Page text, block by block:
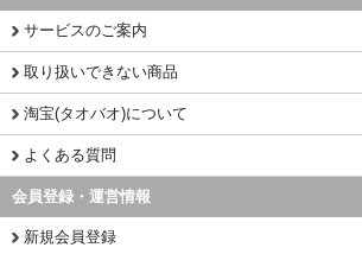
サービスのご案内
取り扱いできない商品
淘宝(タオバオ)について
よくある質問
会員登録・運営情報
新規会員登録